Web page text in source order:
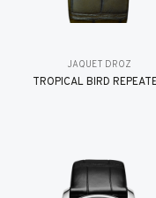
JAQUET DROZ
TROPICAL BIRD